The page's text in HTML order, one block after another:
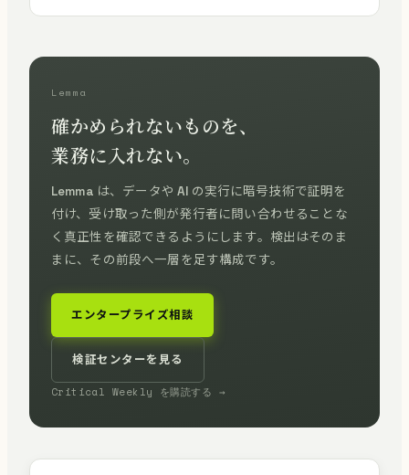
Lemma
確かめられないものを、
業務に入れない。
Lemma は、データや AI の実行に暗号技術で証明を
付け、受け取った側が発行者に問い合わせることな
く真正性を確認できるようにします。検出はそのま
まに、その前段へ一層を足す構成です。
エンタープライズ相談
検証センターを見る
Critical Weekly を購読する →